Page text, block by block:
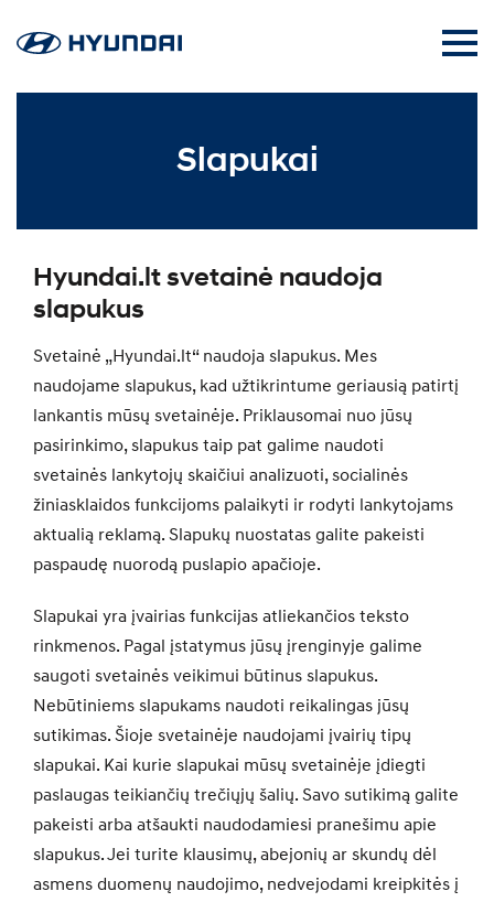
Slapukai
Hyundai.lt svetainė naudoja
slapukus
Svetainė „Hyundai.lt“ naudoja slapukus. Mes
naudojame slapukus, kad užtikrintume geriausią patirtį
lankantis mūsų svetainėje. Priklausomai nuo jūsų
pasirinkimo, slapukus taip pat galime naudoti
svetainės lankytojų skaičiui analizuoti, socialinės
žiniasklaidos funkcijoms palaikyti ir rodyti lankytojams
aktualią reklamą. Slapukų nuostatas galite pakeisti
paspaudę nuorodą puslapio apačioje.
Slapukai yra įvairias funkcijas atliekančios teksto
rinkmenos. Pagal įstatymus jūsų įrenginyje galime
saugoti svetainės veikimui būtinus slapukus.
Nebūtiniems slapukams naudoti reikalingas jūsų
sutikimas. Šioje svetainėje naudojami įvairių tipų
slapukai. Kai kurie slapukai mūsų svetainėje įdiegti
paslaugas teikiančių trečiųjų šalių. Savo sutikimą galite
pakeisti arba atšaukti naudodamiesi pranešimu apie
slapukus. Jei turite klausimų, abejonių ar skundų dėl
asmens duomenų naudojimo, nedvejodami kreipkitės į